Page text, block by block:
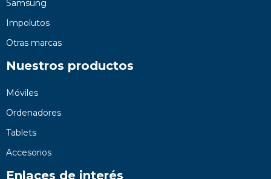
Samsung
Impolutos
Otras marcas
Nuestros productos
Móviles
Ordenadores
Tablets
Accesorios
Enlaces de interés